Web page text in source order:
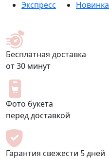
Экспресс
Новинка
Бесплатная доставка
от 30 минут
Фото букета
перед доставкой
Гарантия свежести 5 дней